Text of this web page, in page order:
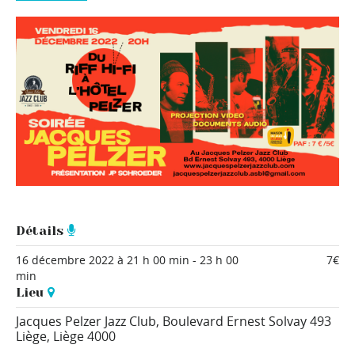
Détails
16 décembre 2022 à 21 h 00 min - 23 h 00
min
7€
Lieu
Jacques Pelzer Jazz Club, Boulevard Ernest Solvay 493
Liège, Liège4000